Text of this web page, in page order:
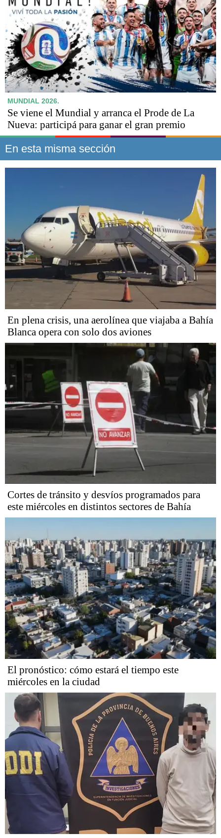
MUNDIAL 2026.
Se viene el Mundial y arranca el Prode de La
Nueva: participá para ganar el gran premio
En esta misma sección
En plena crisis, una aerolínea que viajaba a Bahía
Blanca opera con solo dos aviones
Cortes de tránsito y desvíos programados para
este miércoles en distintos sectores de Bahía
El pronóstico: cómo estará el tiempo este
miércoles en la ciudad